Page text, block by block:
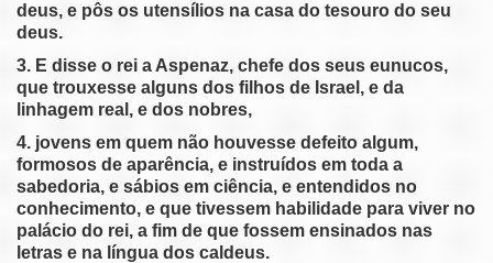
Daniel 9
Daniel 11
Daniel 12
deus, e pôs os utensílios na casa do tesouro do seu
deus.
3. E disse o rei a Aspenaz, chefe dos seus eunucos,
que trouxesse alguns dos filhos de Israel, e da
linhagem real, e dos nobres,
4. jovens em quem não houvesse defeito algum,
formosos de aparência, e instruídos em toda a
sabedoria, e sábios em ciência, e entendidos no
conhecimento, e que tivessem habilidade para viver no
palácio do rei, a fim de que fossem ensinados nas
letras e na língua dos caldeus.